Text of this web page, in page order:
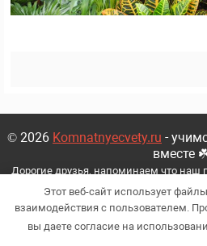
© 2026 Komnatnyecvety.ru -
вместе
Дорогие друзья, напоминаем что наш
ифнормационный
Политика|Персональные данные|
Этот веб-сайт использует
взаимодействия с пользователем.
вы даете согласие на